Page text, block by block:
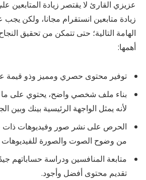
عزيزي القارئ لا يقتصر زيادة المتابعين
زيادة متابعين انستقرام مجانا، ولكن يجب
الهامة التالية؛ حتى تتمكن من تحقيق
أهمها:
توفير محتوى حصري ومميز وذو قيمة
بناء ملف شخصي واضح، يحتوي على
لأنه يمثل الواجهة الرئيسية بينك وبين
الحرص على نشر صور وفيديوهات ذات
من وضوح الصوت والصورة للفيديوهات
متابعة المنافسين ودراسة حساباتهم
تقديم محتوى أفضل وأجود.